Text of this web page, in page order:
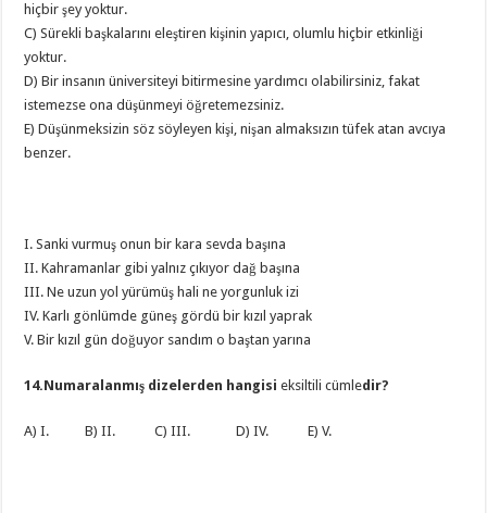
hiçbir şey yoktur.
C) Sürekli başkalarını eleştiren kişinin yapıcı, olumlu hiçbir etkinliği
yoktur.
D) Bir insanın üniversiteyi bitirmesine yardımcı olabilirsiniz, fakat
istemezse ona düşünmeyi öğretemezsiniz.
E) Düşünmeksizin söz söyleyen kişi, nişan almaksızın tüfek atan avcıya
benzer.
I. Sanki vurmuş onun bir kara sevda başına
II. Kahramanlar gibi yalnız çıkıyor dağ başına
III. Ne uzun yol yürümüş hali ne yorgunluk izi
IV. Karlı gönlümde güneş gördü bir kızıl yaprak
V. Bir kızıl gün doğuyor sandım o baştan yarına
14.Numaralanmış dizelerden hangisieksiltili cümledir?
A) I. B) II. C) III. D) IV. E) V.